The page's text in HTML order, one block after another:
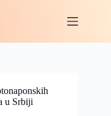
u Srbiji